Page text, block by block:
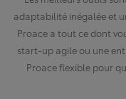
adaptabilité inégalée et
Proace a tout ce dont
start-up agile ou une
Proace flexible pour